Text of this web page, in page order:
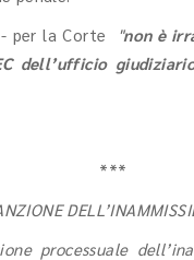
per la Corte
"non è
dell’ufficio
***
processuale